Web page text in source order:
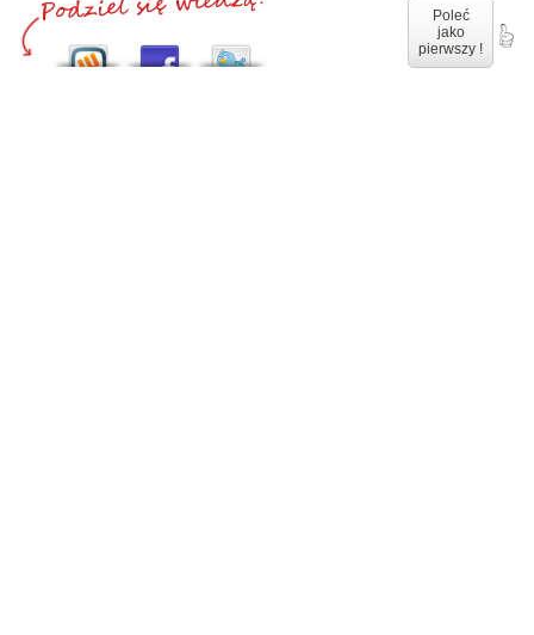
Poleć
jako
pierwszy !